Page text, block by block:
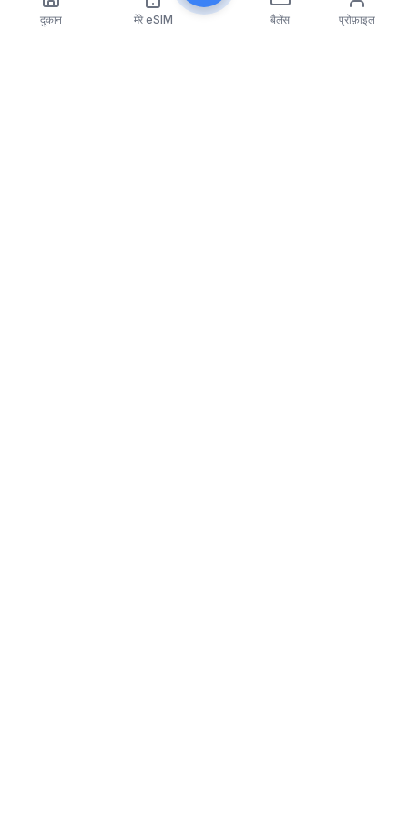
दुकान मेरे eSIM बैलेंस प्रोफ़ाइल